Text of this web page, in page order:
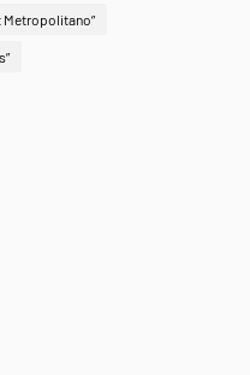
Metropolitano”